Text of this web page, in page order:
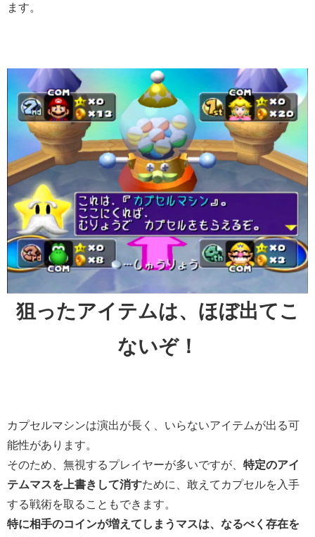
ます。
狙ったアイテムは、ほぼ出てこ
ないぞ！
カプセルマシンは演出が長く、いらないアイテムが出る可
能性があります。
そのため、無視するプレイヤーが多いですが、 特定のアイ
テムマスを上書きして消すために、敢えてカプセルを入手
する戦術を取ることもできます。
特に相手のコインが増えてしまうマスは、なるべく存在を